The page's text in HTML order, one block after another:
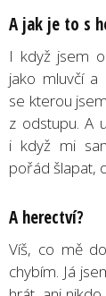
A jak je to s
I když jsem
jako mluvčí a
se kterou
z odstupu. A
i když mi
pořád šlapat,
A herectví?
Víš, co mě
chybím. Já